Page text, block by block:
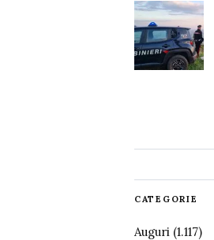
CATEGORIE
Auguri(1.117)